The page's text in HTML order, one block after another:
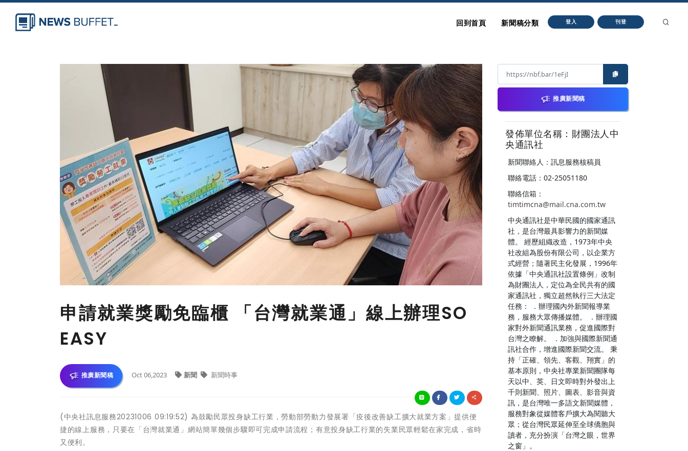
回到首頁 新聞稿分類 登入 刊登
申請就業獎勵免臨櫃 「台灣就業通」線上辦理SO
EASY
推廣新聞稿 Oct 06,2023 新聞 新聞時事
(中央社訊息服務20231006 09:19:52) 為鼓勵民眾投身缺工行業，勞動部勞動力發展署「疫後改善缺工擴大就業方案」提供便
捷的線上服務，只要在「台灣就業通」網站簡單幾個步驟即可完成申請流程；有意投身缺工行業的失業民眾輕鬆在家完成，省時
又便利。
推廣新聞稿
發佈單位名稱：財團法人中
央通訊社
新聞聯絡人：訊息服務核稿員
聯絡電話：02-25051180
聯絡信箱：
timtimcna@mail.cna.com.tw
中央通訊社是中華民國的國家通訊
社，是台灣最具影響力的新聞媒
體。 經歷組織改造，1973年中央
社改組為股份有限公司，以企業方
式經營；隨著民主化發展，1996年
依據「中央通訊社設置條例」改制
為財團法人，定位為全民共有的國
家通訊社，獨立超然執行三大法定
任務： ．辦理國內外新聞報導業
務，服務大眾傳播媒體。 ．辦理國
家對外新聞通訊業務，促進國際對
台灣之瞭解。 ．加強與國際新聞通
訊社合作，增進國際新聞交流。 秉
持「正確、領先、客觀、翔實」的
基本原則，中央社專業新聞團隊每
天以中、英、日文即時對外發出上
千則新聞、照片、圖表、影音與資
訊，是台灣唯一多語文新聞媒體，
服務對象從媒體客戶擴大為閱聽大
眾；從台灣民眾延伸至全球僑胞與
讀者，充分扮演「台灣之眼，世界
之窗」。